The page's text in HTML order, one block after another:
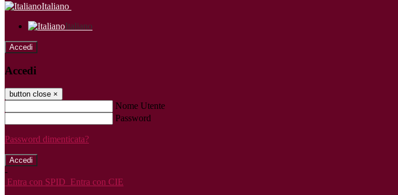
Italiano
Italiano
Accedi
Accedi
button close ×
Nome Utente
Password
Password dimenticata?
-
Entra con SPID Entra con CIE